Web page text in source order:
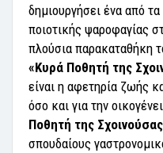
δημιουργήσει ένα από
ποιοτικής ψαροφαγίας
πλούσια παρακαταθήκη
«Κυρά Ποθητή της
είναι η αφετηρία ζωής
όσο και για την
Ποθητή της
σπουδαίους